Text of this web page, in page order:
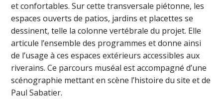
et confortables. Sur cette transversale piétonne, les
espaces ouverts de patios, jardins et placettes se
dessinent, telle la colonne vertébrale du projet. Elle
articule l’ensemble des programmes et donne ainsi
de l’usage à ces espaces extérieurs accessibles aux
riverains. Ce parcours muséal est accompagné d’une
scénographie mettant en scène l’histoire du site et de
Paul Sabatier.